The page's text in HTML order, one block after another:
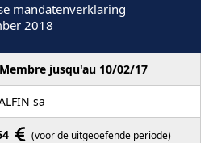
mandatenverklaring
2018
jusqu'au 10/02/17
sa
(voor de uitgeoefende periode)